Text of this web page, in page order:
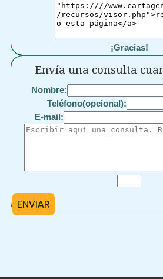
¡Gracias!
Envía una consulta
Nombre:
Teléfono(opcional):
E-mail:
ENVIAR